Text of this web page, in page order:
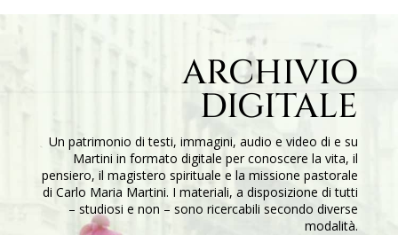
ARCHIVIO
DIGITALE
Un patrimonio di testi, immagini, audio e video di e su
Martini in formato digitale per conoscere la vita, il
pensiero, il magistero spirituale e la missione pastorale
di Carlo Maria Martini. I materiali, a disposizione di tutti
– studiosi e non – sono ricercabili secondo diverse
modalità.